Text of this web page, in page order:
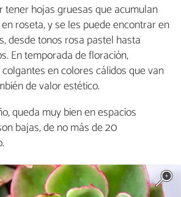
tener hojas gruesas que acumulan
roseta, y se les puede encontrar en
desde tonos rosa pastel hasta
En temporada de floración,
en colores cálidos que van
de valor estético.
queda muy bien en espacios
bajas, de no más de 20